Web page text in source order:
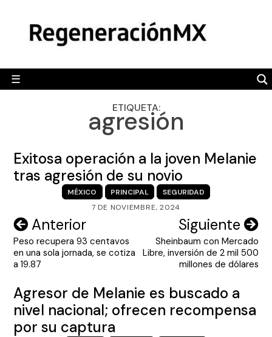
content
☰
POLÍTICA
CAMALEÓN
OPINIÓN
ENGLISH SECTION
VIDEOS
ETIQUETA:
agresión
Exitosa operación a la joven Melanie
tras agresión de su novio
MÉXICO PRINCIPAL
SEGURIDAD
7 DE NOVIEMBRE, 2024
Navegación
de
entradas
Anterior
Peso recupera 93 centavos
en una sola jornada, se cotiza
a 19.87
Siguiente
Sheinbaum con Mercado
Libre, inversión de 2 mil 500
millones de dólares
Agresor de Melanie es buscado a
nivel nacional; ofrecen recompensa
por su captura